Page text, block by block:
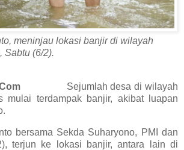
meninjau lokasi banjir di wilayah
Sabtu (6/2).
Sejumlah desa di wilayah
mulai terdampak banjir, akibat luapan
bersama Sekda Suharyono, PMI dan
terjun ke lokasi banjir, antara lain di